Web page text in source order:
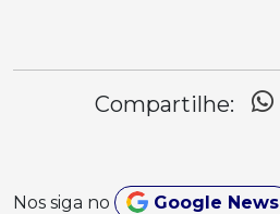
Compartilhe:
Nos siga no Google News